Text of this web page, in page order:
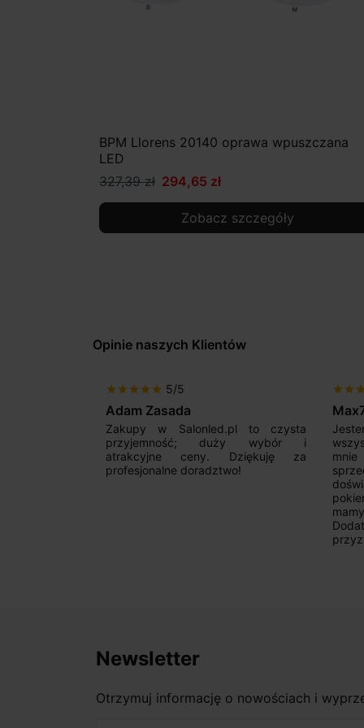
BPM Llorens 20140 oprawa wpuszczana
LED
327,39 zł 294,65 zł
Zobacz szczegóły
Opinie naszych Klientów
star star star star star 5/5
Adam Zasada
Zakupy w Salonled.pl to czysta
przyjemność; duży wybór i
atrakcyjne ceny. Dziękuję za
profesjonalne doradztwo!
star star star
Newsletter
Otrzymuj informację o nowościach i